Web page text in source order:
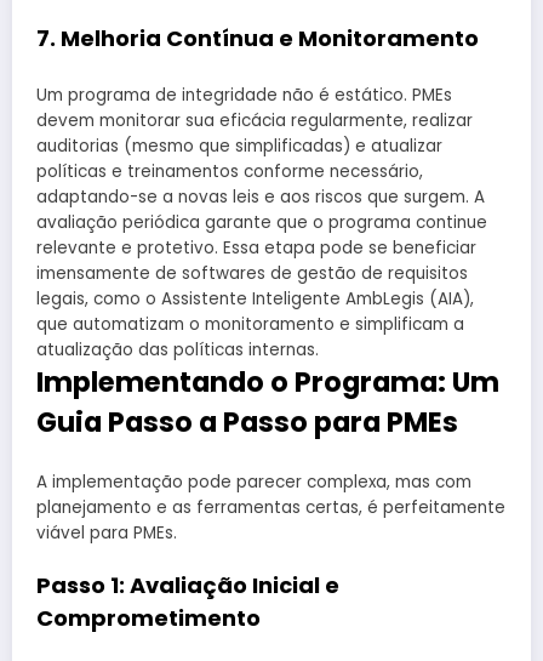
7. Melhoria Contínua e Monitoramento
Um programa de integridade não é estático. PMEs
devem monitorar sua eficácia regularmente, realizar
auditorias (mesmo que simplificadas) e atualizar
políticas e treinamentos conforme necessário,
adaptando-se a novas leis e aos riscos que surgem. A
avaliação periódica garante que o programa continue
relevante e protetivo. Essa etapa pode se beneficiar
imensamente de softwares de gestão de requisitos
legais, como o Assistente Inteligente AmbLegis (AIA),
que automatizam o monitoramento e simplificam a
atualização das políticas internas.
Implementando o Programa: Um
Guia Passo a Passo para PMEs
A implementação pode parecer complexa, mas com
planejamento e as ferramentas certas, é perfeitamente
viável para PMEs.
Passo 1: Avaliação Inicial e
Comprometimento